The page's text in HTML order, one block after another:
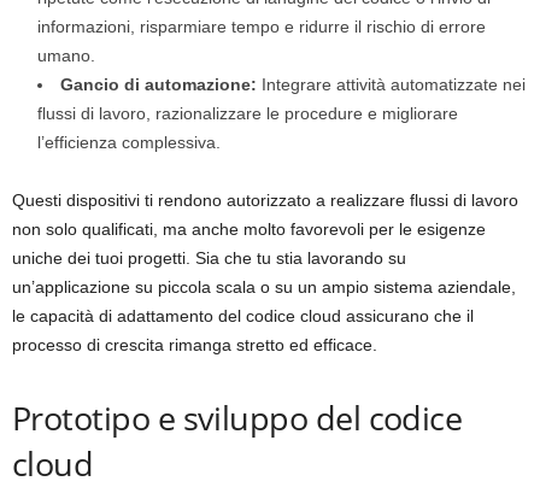
informazioni, risparmiare tempo e ridurre il rischio di errore
umano.
Gancio di automazione: Integrare attività automatizzate nei
flussi di lavoro, razionalizzare le procedure e migliorare
l’efficienza complessiva.
Questi dispositivi ti rendono autorizzato a realizzare flussi di lavoro
non solo qualificati, ma anche molto favorevoli per le esigenze
uniche dei tuoi progetti. Sia che tu stia lavorando su
un’applicazione su piccola scala o su un ampio sistema aziendale,
le capacità di adattamento del codice cloud assicurano che il
processo di crescita rimanga stretto ed efficace.
Prototipo e sviluppo del codice
cloud